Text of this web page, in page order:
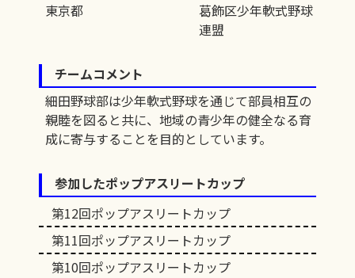
東京都
葛飾区少年軟式野球
連盟
チームコメント
細田野球部は少年軟式野球を通じて部員相互の
親睦を図ると共に、地域の青少年の健全なる育
成に寄与することを目的としています。
参加したポップアスリートカップ
第12回ポップアスリートカップ
第11回ポップアスリートカップ
第10回ポップアスリートカップ